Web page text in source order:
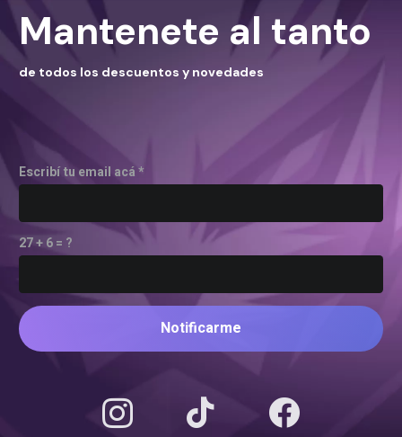
Mantenete al tanto
de todos los descuentos y novedades
Escribí tu email acá *
27 + 6 = ?
Notificarme